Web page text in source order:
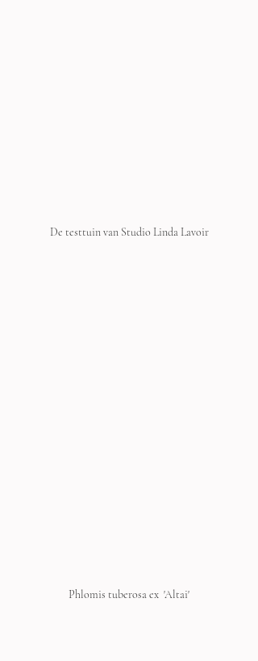
De testtuin van Studio Linda Lavoir
Phlomis tuberosa ex  'Altai'